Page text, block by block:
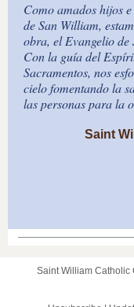
Como amados hijos
de San William,
obra, el Evangelio de
Con la guía del
Sacramentos, nos
cielo fomentando la
las personas para la
Saint
Saint William Catholic